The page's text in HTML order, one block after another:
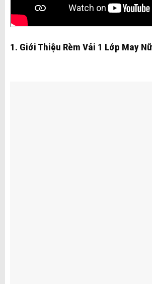
1. Giới Thiệu Rèm Vải 1 Lớp May